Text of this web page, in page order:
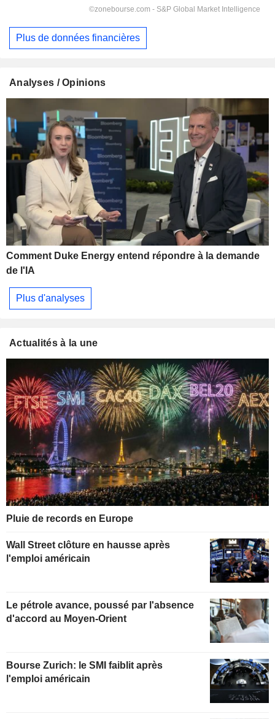
Plus de données financières
Analyses / Opinions
Comment Duke Energy entend répondre à la demande
de l'IA
Plus d'analyses
Actualités à la une
Pluie de records en Europe
Wall Street clôture en hausse après
l'emploi américain
Le pétrole avance, poussé par l'absence
d'accord au Moyen-Orient
Bourse Zurich: le SMI faiblit après
l'emploi américain